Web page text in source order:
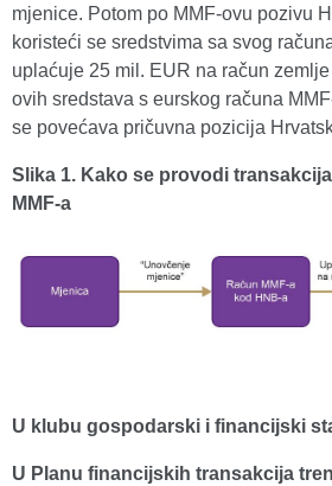
mjenice. Potom po MMF-ovu pozivu
koristeći se sredstvima sa svog
uplaćuje 25 mil. EUR na račun
ovih sredstava s eurskog računa
se povećava pričuvna pozicija
Slika 1. Kako se provodi
MMF-a
U klubu gospodarski i financijski
U Planu financijskih transakcija